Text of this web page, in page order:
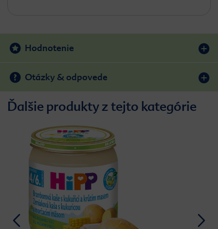
Hodnotenie
Otázky & odpovede
Ďalšie produkty z tejto kategórie